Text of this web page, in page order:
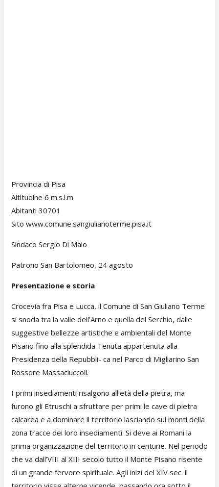
Provincia di Pisa
Altitudine 6 m.s.l.m
Abitanti 30701
Sito www.comune.sangiulianoterme.pisa.it
Sindaco Sergio Di Maio
Patrono San Bartolomeo, 24 agosto
Presentazione e storia
Crocevia fra Pisa e Lucca, il Comune di San Giuliano Terme
si snoda tra la valle dell’Arno e quella del Serchio, dalle
suggestive bellezze artistiche e ambientali del Monte
Pisano fino alla splendida Tenuta appartenuta alla
Presidenza della Repubbli- ca nel Parco di Migliarino San
Rossore Massaciuccoli.
I primi insediamenti risalgono all’età della pietra, ma
furono gli Etruschi a sfruttare per primi le cave di pietra
calcarea e a dominare il territorio lasciando sui monti della
zona tracce dei loro insediamenti. Si deve ai Romani la
prima organizzazione del territorio in centurie. Nel periodo
che va dall’VIII al XIII secolo tutto il Monte Pisano risente
di un grande fervore spirituale. Agli inizi del XIV sec. il